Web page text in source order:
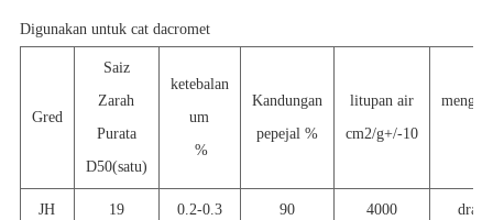
Digunakan untuk cat dacromet
Gred
Saiz
Zarah
Purata
D50(satu)
ketebalan
um
%
Kandungan
pepejal %
litupan air
cm2/g+/-10
JH
19 0.2-0.3 90 4000
dram